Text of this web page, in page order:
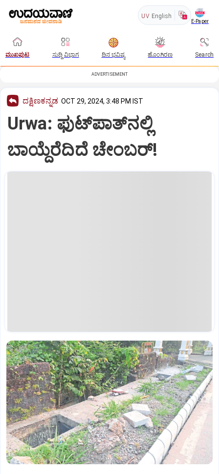
UV English
E-Paper
ಮುಖಪುಟ ಸುದ್ದಿ ವಿಭಾಗ ದಿನ ಭವಿಷ್ಯ ಹೊಂಗಿರಣ Search
ADVERTISEMENT
ದಕ್ಷಿಣಕನ್ನಡ OCT 29, 2024, 3:48 PM IST
Urwa: ಫುಟ್‌ಪಾತ್‌ನಲ್ಲಿ
ಬಾಯ್ದೆರೆದಿದೆ ಚೇಂಬರ್‌!